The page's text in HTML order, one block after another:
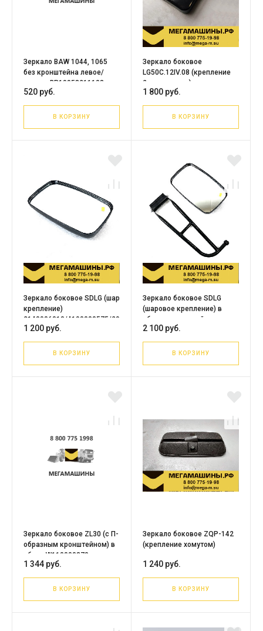
Зеркало BAW 1044, 1065
без кронштейна левое/
правое BP19958211103
520 руб.
В КОРЗИНУ
Зеркало боковое
LG50C.12IV.08 (крепление
2-я хомутами)
1 800 руб.
В КОРЗИНУ
Зеркало боковое SDLG (шаровое
крепление)
2140906010/4190000575/29290013761
1 200 руб.
В КОРЗИНУ
Зеркало боковое SDLG
(шаровое крепление) в
сборе с кронштейном
2 100 руб.
В КОРЗИНУ
Зеркало боковое ZL30 (с П-
образным кронштейном) в
сборе W110000370
1 344 руб.
В КОРЗИНУ
Зеркало боковое ZQP-142
(крепление хомутом)
1 240 руб.
В КОРЗИНУ